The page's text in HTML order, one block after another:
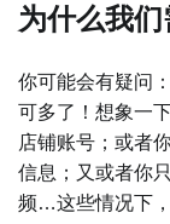
为什么我
你可能会有疑问
可多了！想象一
店铺账号；或者
信息；又或者你
频…这些情况下，